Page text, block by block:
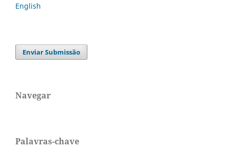
English
Enviar Submissão
Navegar
Palavras-chave